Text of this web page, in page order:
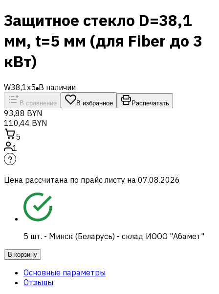
Защитное стекло D=38,1
мм, t=5 мм (для Fiber до 3
кВт)
W38,1x5 В наличии
В сравнение В избранное Распечатать
93,88 BYN
110,44 BYN
5
1
Цена рассчитана по прайс листу на 07.08.2026
5 шт. - Минск (Беларусь) - склад ИООО "Абамет"
В корзину
Основные параметры
Отзывы